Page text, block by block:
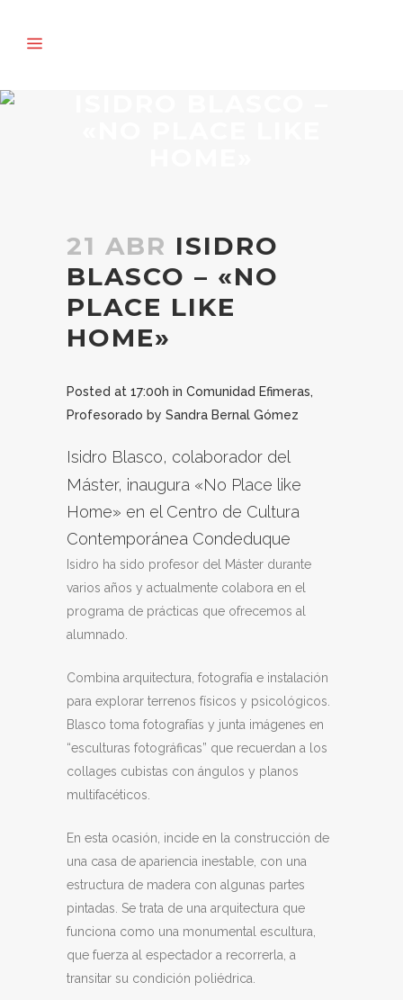
21 ABR ISIDRO
BLASCO – «NO
PLACE LIKE
HOME»
Posted at 17:00h in Comunidad Efimeras,
Profesorado by Sandra Bernal Gómez
Isidro Blasco, colaborador del
Máster, inaugura «No Place like
Home» en el Centro de Cultura
Contemporánea Condeduque
Isidro ha sido profesor del Máster durante
varios años y actualmente colabora en el
programa de prácticas que ofrecemos al
alumnado.
Combina arquitectura, fotografía e instalación
para explorar terrenos físicos y psicológicos.
Blasco toma fotografías y junta imágenes en
“esculturas fotográficas” que recuerdan a los
collages cubistas con ángulos y planos
multifacéticos.
En esta ocasión, incide en la construcción de
una casa de apariencia inestable, con una
estructura de madera con algunas partes
pintadas. Se trata de una arquitectura que
funciona como una monumental escultura,
que fuerza al espectador a recorrerla, a
transitar su condición poliédrica.